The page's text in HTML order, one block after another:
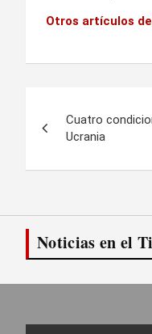
Otros artículos
de
entradas
Cuatro
Ucrania
Noticias en el